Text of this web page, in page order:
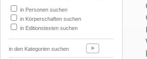
in Personen suchen
in Körperschaften suchen
in Editionstexten suchen
in den Kategorien suchen